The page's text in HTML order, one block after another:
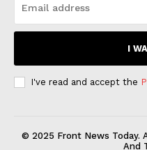
I
I've read and accept the
© 2025 Front News Today.
And